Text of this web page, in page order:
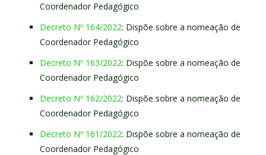
Coordenador Pedagógico
Decreto Nº 164/2022: Dispõe sobre a nomeação de
Coordenador Pedagógico
Decreto Nº 163/2022: Dispõe sobre a nomeação de
Coordenador Pedagógico
Decreto Nº 162/2022: Dispõe sobre a nomeação de
Coordenador Pedagógico
Decreto Nº 161/2022: Dispõe sobre a nomeação de
Coordenador Pedagógico